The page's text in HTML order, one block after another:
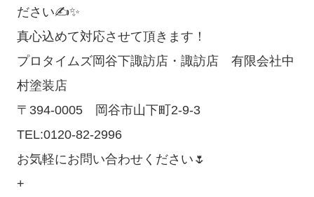
ださい✍✨
真心込めて対応させて頂きます！
プロタイムズ岡谷下諏訪店・諏訪店 有限会社中
村塗装店
〒394-0005 岡谷市山下町2-9-3
TEL:0120-82-2996
お気軽にお問い合わせください🌷
+